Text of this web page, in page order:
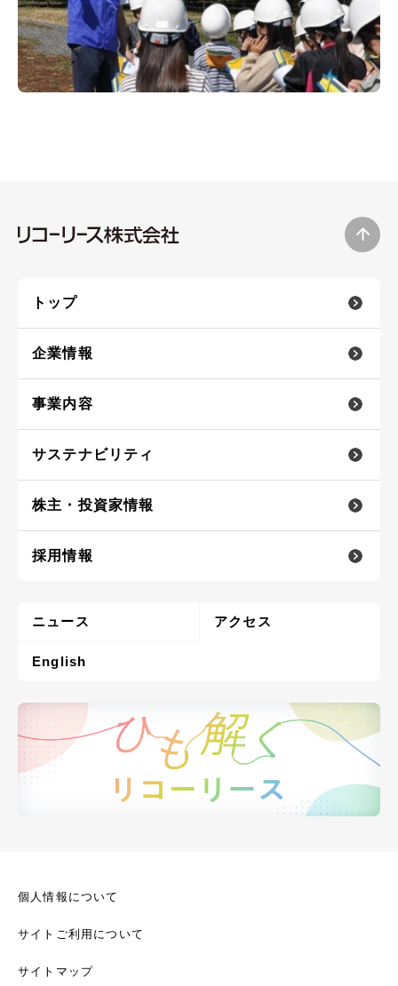
トップ
企業情報
事業内容
サステナビリティ
株主・投資家情報
採用情報
ニュース アクセス
English
個人情報について
サイトご利用について
サイトマップ